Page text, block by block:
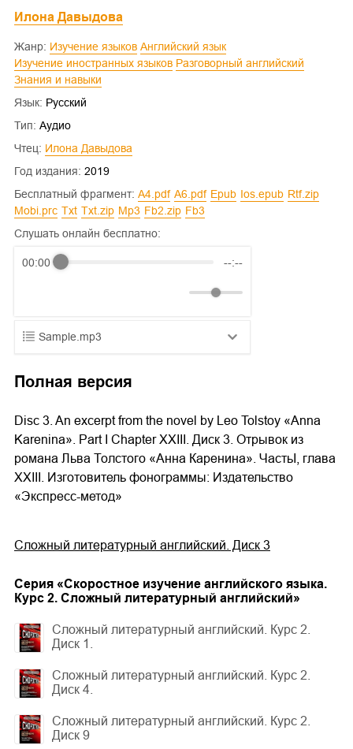
Илона Давыдова
Жанр: Изучение языков
Английский язык
Изучение иностранных языков
Разговорный английский
Знания и навыки
Язык: Русский
Тип: Аудио
Чтец:
Илона Давыдова
Год издания: 2019
Бесплатный фрагмент:
a4.pdf a6.pdf epub ios.epub
rtf.zip
mobi.prc
txt txt.zip mp3 fb2.zip
fb3
Слушать онлайн бесплатно:
00:00 --:--
Sample.mp3
03.mp3 14:00
Полная версия
Disc 3. An excerpt from the novel by Leo Tolstoy «Anna
Karenina». Part I Chapter XXIII. Диск 3. Отрывок из
романа Льва Толстого «Анна Каренина». ЧастьI, глава
XXIII. Изготовитель фонограммы: Издательство
«Экспресс-метод»
Сложный литературный английский. Диск 3
Cерия «Скоростное изучение английского языка.
Курс 2. Сложный литературный английский»
Сложный литературный английский. Курс 2.
Диск 1.
Сложный литературный английский. Курс 2.
Диск 4.
Сложный литературный английский. Курс 2.
Диск 9